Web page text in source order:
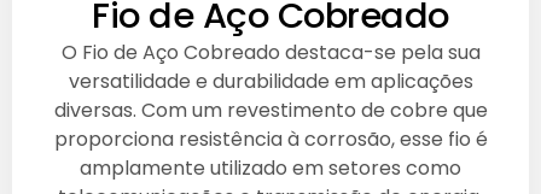
Fio de Aço Cobreado
O Fio de Aço Cobreado destaca-se pela sua
versatilidade e durabilidade em aplicações
diversas. Com um revestimento de cobre que
proporciona resistência à corrosão, esse fio é
amplamente utilizado em setores como